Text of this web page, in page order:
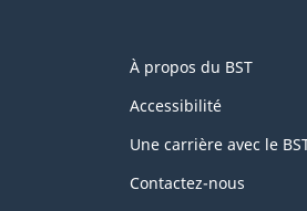
this
site
À propos du BST
Accessibilité
Une carrière avec le
Contactez-nous